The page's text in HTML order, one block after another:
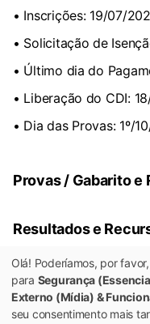
• Inscrições: 19/07/
• Solicitação de
• Último dia do
• Liberação do CDI:
• Dia das Provas: 1º/
Provas / Gabarito e
Resultados e
Homologação e
Olá! Poderíamos, por
para Segurança
Externo (Mídia) &
seu consentimento mais